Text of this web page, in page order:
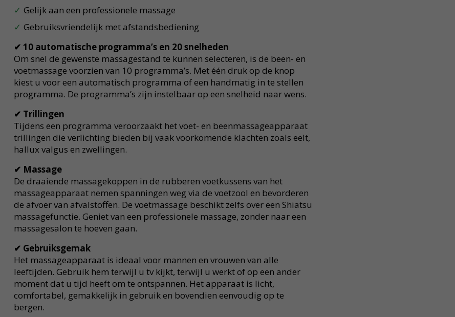
Gelijk aan een professionele massage
Gebruiksvriendelijk met afstandsbediening
✔ 10 automatische programma’s en 20 snelheden
Om snel de gewenste massagestand te kunnen selecteren, is de been- en
voetmassage voorzien van 10 programma’s. Met één druk op de knop
kiest u voor een automatisch programma of een handmatig in te stellen
programma. De programma’s zijn instelbaar op een snelheid naar wens.
✔ Trillingen
Tijdens een programma veroorzaakt het voet- en beenmassageapparaat
trillingen die verlichting bieden bij vaak voorkomende klachten zoals eelt,
hallux valgus en zwellingen.
✔ Massage
De draaiende massagekoppen in de rubberen voetkussens van het
massageapparaat nemen spanningen weg via de voetzool en bevorderen
de afvoer van afvalstoffen. De voetmassage beschikt zelfs over een Shiatsu
massagefunctie. Geniet van een professionele massage, zonder naar een
massagesalon te hoeven gaan.
✔ Gebruiksgemak
Het massageapparaat is ideaal voor mannen en vrouwen van alle
leeftijden. Gebruik hem terwijl u tv kijkt, terwijl u werkt of op een ander
moment dat u tijd heeft om te ontspannen. Het apparaat is licht,
comfortabel, gemakkelijk in gebruik en bovendien eenvoudig op te
bergen.